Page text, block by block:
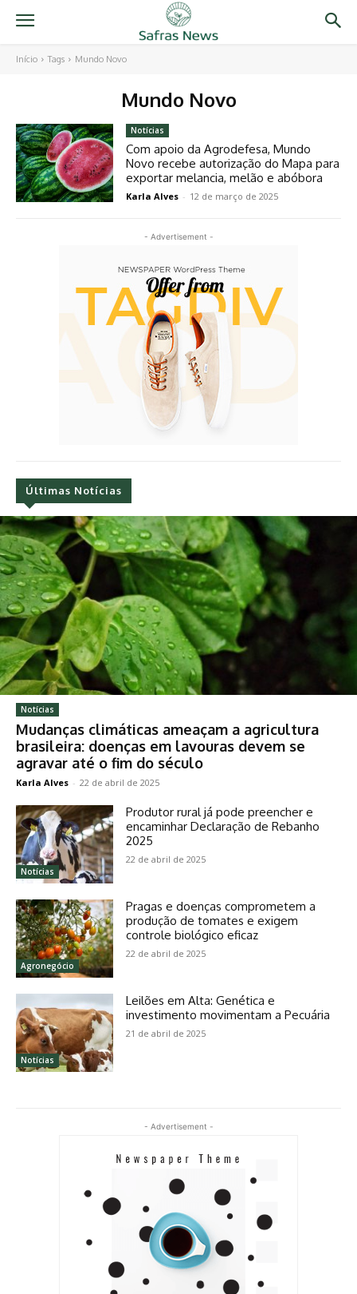
Início Tags Mundo Novo
Mundo Novo
- Advertisement -
Últimas Notícias
Notícias
Mudanças climáticas ameaçam a agricultura
brasileira: doenças em lavouras devem se
agravar até o fim do século
Karla Alves - 22 de abril de 2025
Notícias
Produtor rural já pode preencher e
encaminhar Declaração de Rebanho
2025
22 de abril de 2025
Agronegócio
Pragas e doenças comprometem a
produção de tomates e exigem
controle biológico eficaz
22 de abril de 2025
Notícias
Leilões em Alta: Genética e
investimento movimentam a Pecuária
21 de abril de 2025
Notícias
Com apoio da Agrodefesa, Mundo
Novo recebe autorização do Mapa para
exportar melancia, melão e abóbora
Karla Alves - 12 de março de 2025
- Advertisement -